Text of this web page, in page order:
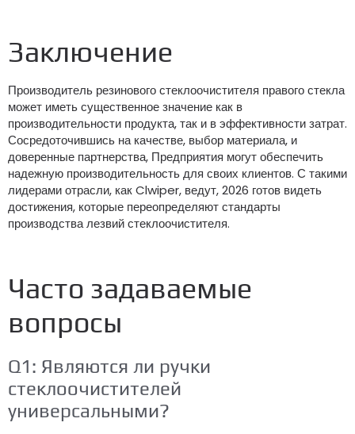
Заключение
Производитель резинового стеклоочистителя правого стекла
может иметь существенное значение как в
производительности продукта, так и в эффективности затрат.
Сосредоточившись на качестве, выбор материала, и
доверенные партнерства, Предприятия могут обеспечить
надежную производительность для своих клиентов. С такими
лидерами отрасли, как Clwiper, ведут, 2026 готов видеть
достижения, которые переопределяют стандарты
производства лезвий стеклоочистителя.
Часто задаваемые
вопросы
Q1: Являются ли ручки
стеклоочистителей
универсальными?